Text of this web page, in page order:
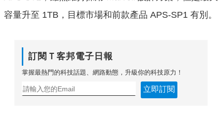
容量升至 1TB，目標市場和前款產品 APS-SP1 有別。
訂閱Ｔ客邦電子日報
掌握最熱門的科技話題、網路動態，升級你的科技原力！
立即訂閱